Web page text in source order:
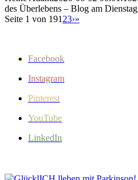
des Überlebens – Blog am Dienstag
Seite 1 von 191 23›»
Facebook
Instagram
Pinterest
YouTube
LinkedIn